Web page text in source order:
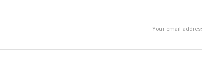
Your email